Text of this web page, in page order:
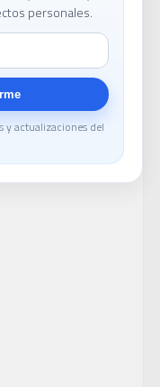
personales.
y actualizaciones del